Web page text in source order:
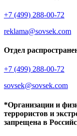
+7 (499) 288-00-72
reklama@sovsek.com
Отдел
+7 (499) 288-00-72
sovsek@sovsek.com
*Организации и
террористов и
запрещена в